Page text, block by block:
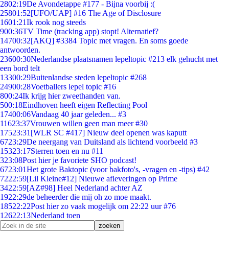
2802:19De Avondetappe #177 - Bijna voorbij :(
25801:52[UFO/UAP] #16 The Age of Disclosure
1601:21Ik rook nog steeds
900:36TV Time (tracking app) stopt! Alternatief?
14700:32[AKQ] #3384 Topic met vragen. En soms goede
antwoorden.
23600:30Nederlandse plaatsnamen lepeltopic #213 elk gehucht met
een bord telt
13300:29Buitenlandse steden lepeltopic #268
24900:28Voetballers lepel topic #16
800:24Ik krijg hier zweethanden van.
500:18Eindhoven heeft eigen Reflecting Pool
17400:06Vandaag 40 jaar geleden... #3
11623:37Vrouwen willen geen man meer #30
17523:31 [WLR SC #417] Nieuw deel openen was kaputt
6723:29De neergang van Duitsland als lichtend voorbeeld #3
15323:17Sterren toen en nu #11
323:08Post hier je favoriete SHO podcast!
6723:01Het grote Baktopic (voor bakfoto's, -vragen en -tips) #42
7222:59[Lil Kleine#12] Nieuwe afleveringen op Prime
3422:59[AZ#98] Heel Nederland achter AZ
1922:29de beheerder die mij oh zo moe maakt.
18522:22Post hier zo vaak mogelijk om 22:22 uur #76
12622:13Nederland toen